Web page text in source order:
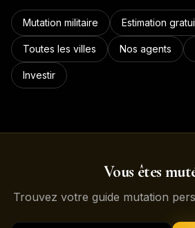
Mutation militaire Estimation
Toutes les villes Nos agents
Investir
Vous êtes
Trouvez votre guide mutation